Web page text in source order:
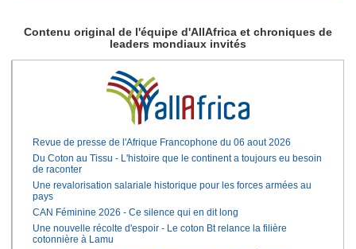
Contenu original de l'équipe d'AllAfrica et chroniques de
leaders mondiaux invités
Revue de presse de l'Afrique Francophone du 06 aout 2026
Du Coton au Tissu - L'histoire que le continent a toujours eu besoin
de raconter
Une revalorisation salariale historique pour les forces armées au
pays
CAN Féminine 2026 - Ce silence qui en dit long
Une nouvelle récolte d'espoir - Le coton Bt relance la filière
cotonnière à Lamu